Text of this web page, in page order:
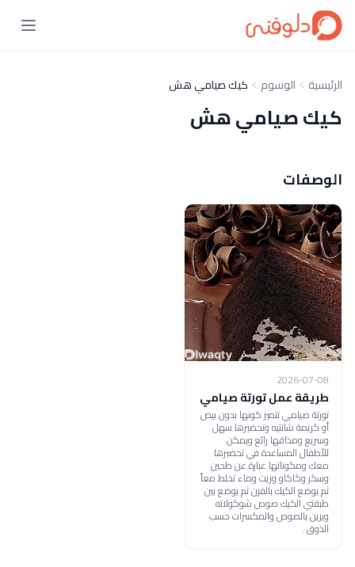
الرئيسية الوسوم كيك صيامي هش
كيك صيامي هش
الوصفات
2026-07-08
طريقة عمل تورتة صيامي
تورتة صيامي تتميز كونها بدون بيض
أو كريمة شانتيه وتحضيرها سهل
وسريع ومذاقها رائع ويمكن
للأطفال المساعدة في تحضيرها
معك ومكوناتها عبارة عن طحين
وسكر وكاكاو وزيت وماء تخلط معاً
ثم يوضع الكيك بالفرن ثم يوضع بين
طبقتي الكيك صوص شوكولاته
ويزين بالصوص والمكسرات حسب
الذوق .